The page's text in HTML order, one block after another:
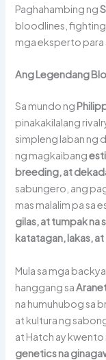
Paghahambing ng
bloodlines,
mga eksperto para
Ang Legendang
Sa mundo ng
pinakakilalang
simpleng laban ng
ng magkaibang
breeding, at
sabungero, ang
mas malalim pa sa
gilas, at tumpak na
katatagan, lakas,
Mula sa mga
hanggang sa
na humuhubog sa
at kultura ng
at Hatch ay kwento
genetics na